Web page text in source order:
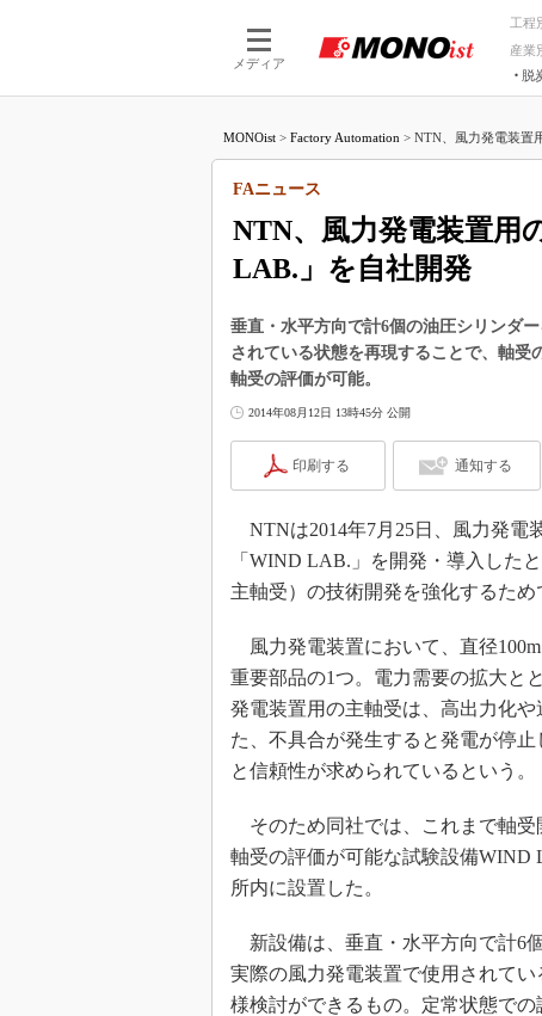
メディア
工程
産業
脱
つながる工場
AI×設備
MONOist > Factory Automation > NTN、風力発電装置
NTN、風力発電装置用
LAB.」を自社開発
FAニュース
垂直・水平方向で計6個の油圧シリンダ
されている状態を再現することで、軸
軸受の評価が可能。
2014年08月12日 13時45分 公開
印刷する 通知する
NTNは2014年7月25日、風力発電
「WIND LAB.」を開発・導入した
主軸受）の技術開発を強化するた
風力発電装置において、直径
重要部品の1つ。電力需要の拡大と
発電装置用の主軸受は、高出力化
た、不具合が発生すると発電が停
と信頼性が求められているという。
そのため同社では、これまで軸受
軸受の評価が可能な試験設備WIND
所内に設置した。
新設備は、垂直・水平方向で計6
実際の風力発電装置で使用されて
様検討ができるもの。定常状態で